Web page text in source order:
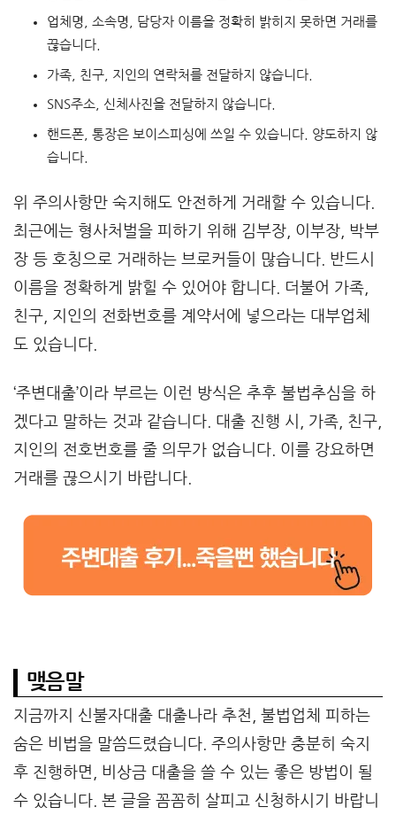
업체명, 소속명, 담당자 이름을 정확히 밝히지 못하면 거래를
끊습니다.
가족, 친구, 지인의 연락처를 전달하지 않습니다.
SNS주소, 신체사진을 전달하지 않습니다.
핸드폰, 통장은 보이스피싱에 쓰일 수 있습니다. 양도하지 않
습니다.
위 주의사항만 숙지해도 안전하게 거래할 수 있습니다.
최근에는 형사처벌을 피하기 위해 김부장, 이부장, 박부
장 등 호칭으로 거래하는 브로커들이 많습니다. 반드시
이름을 정확하게 밝힐 수 있어야 합니다. 더불어 가족,
친구, 지인의 전화번호를 계약서에 넣으라는 대부업체
도 있습니다.
‘주변대출’이라 부르는 이런 방식은 추후 불법추심을 하
겠다고 말하는 것과 같습니다. 대출 진행 시, 가족, 친구,
지인의 전호번호를 줄 의무가 없습니다. 이를 강요하면
거래를 끊으시기 바랍니다.
맺음말
지금까지 신불자대출 대출나라 추천, 불법업체 피하는
숨은 비법을 말씀드렸습니다. 주의사항만 충분히 숙지
후 진행하면, 비상금 대출을 쓸 수 있는 좋은 방법이 될
수 있습니다. 본 글을 꼼꼼히 살피고 신청하시기 바랍니